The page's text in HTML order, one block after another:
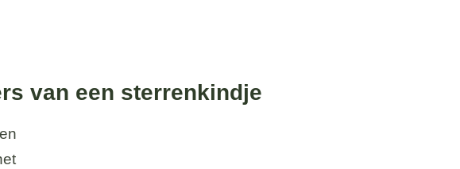
van een sterrenkindje